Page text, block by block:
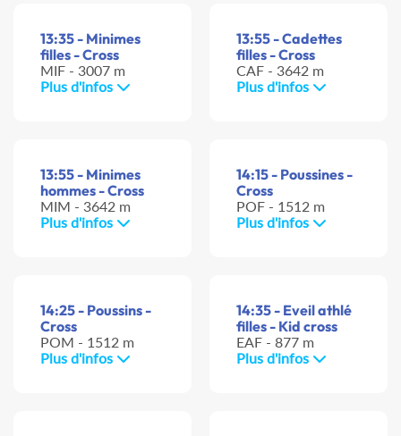
13:35 - Minimes
filles - Cross
MIF - 3007 m
Plus d'infos
13:55 - Cadettes
filles - Cross
CAF - 3642 m
Plus d'infos
13:55 - Minimes
hommes - Cross
MIM - 3642 m
Plus d'infos
14:15 - Poussines -
Cross
POF - 1512 m
Plus d'infos
14:25 - Poussins -
Cross
POM - 1512 m
Plus d'infos
14:35 - Eveil athlé
filles - Kid cross
EAF - 877 m
Plus d'infos